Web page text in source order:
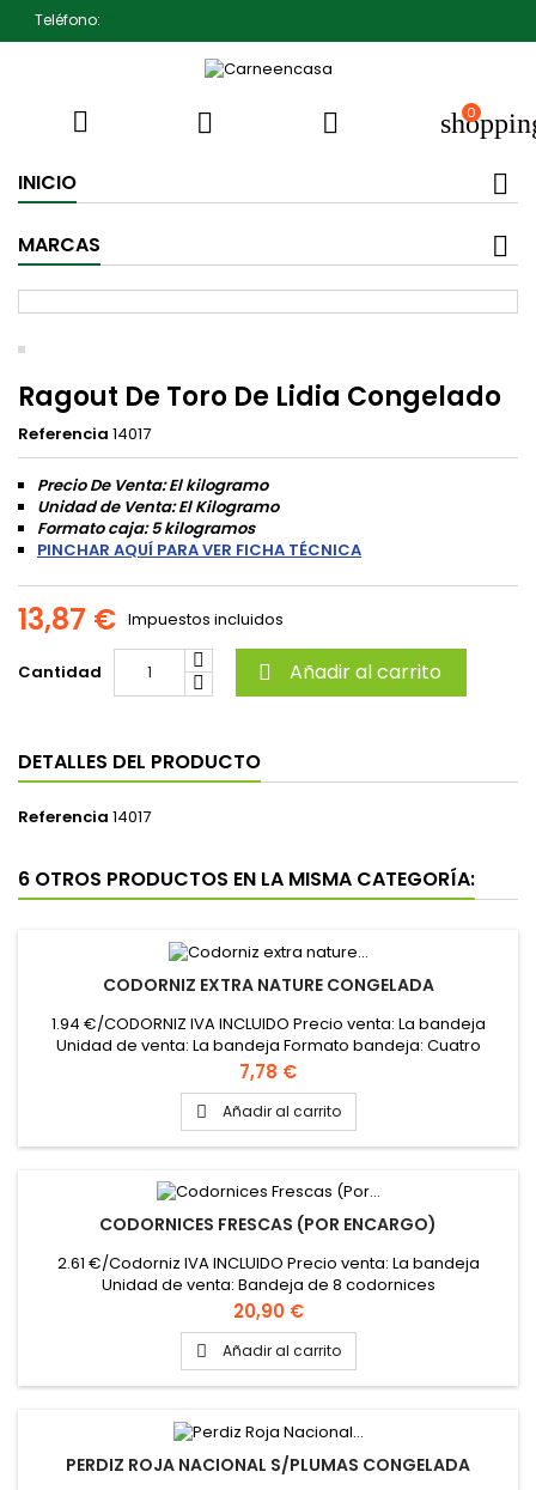
Teléfono:
   0
INICIO
MARCAS
Ragout De Toro De Lidia Congelado
Referencia 14017
Precio De Venta: El kilogramo
Unidad de Venta: El Kilogramo
Formato caja: 5 kilogramos
PINCHAR AQUÍ PARA VER FICHA TÉCNICA
13,87 € Impuestos incluidos
Cantidad  Añadir al carrito
DETALLES DEL PRODUCTO
Referencia 14017
6 OTROS PRODUCTOS EN LA MISMA CATEGORÍA:
CODORNIZ EXTRA NATURE CONGELADA
1.94 €/CODORNIZ IVA INCLUIDO Precio venta: La bandeja
Unidad de venta: La bandeja Formato bandeja: Cuatro
codornices
Precio
7,78 €
 Añadir al carrito
CODORNICES FRESCAS (POR ENCARGO)
2.61 €/Codorniz IVA INCLUIDO Precio venta: La bandeja
Unidad de venta: Bandeja de 8 codornices
Precio
20,90 €
 Añadir al carrito
PERDIZ ROJA NACIONAL S/PLUMAS CONGELADA